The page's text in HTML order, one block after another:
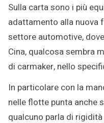
2025
Sulla carta sono i più
adattamento alla nuova
settore automotive,
Cina, qualcosa sembra
di carmaker, nello
In particolare con la
nelle flotte punta anche
qualcuno parla di